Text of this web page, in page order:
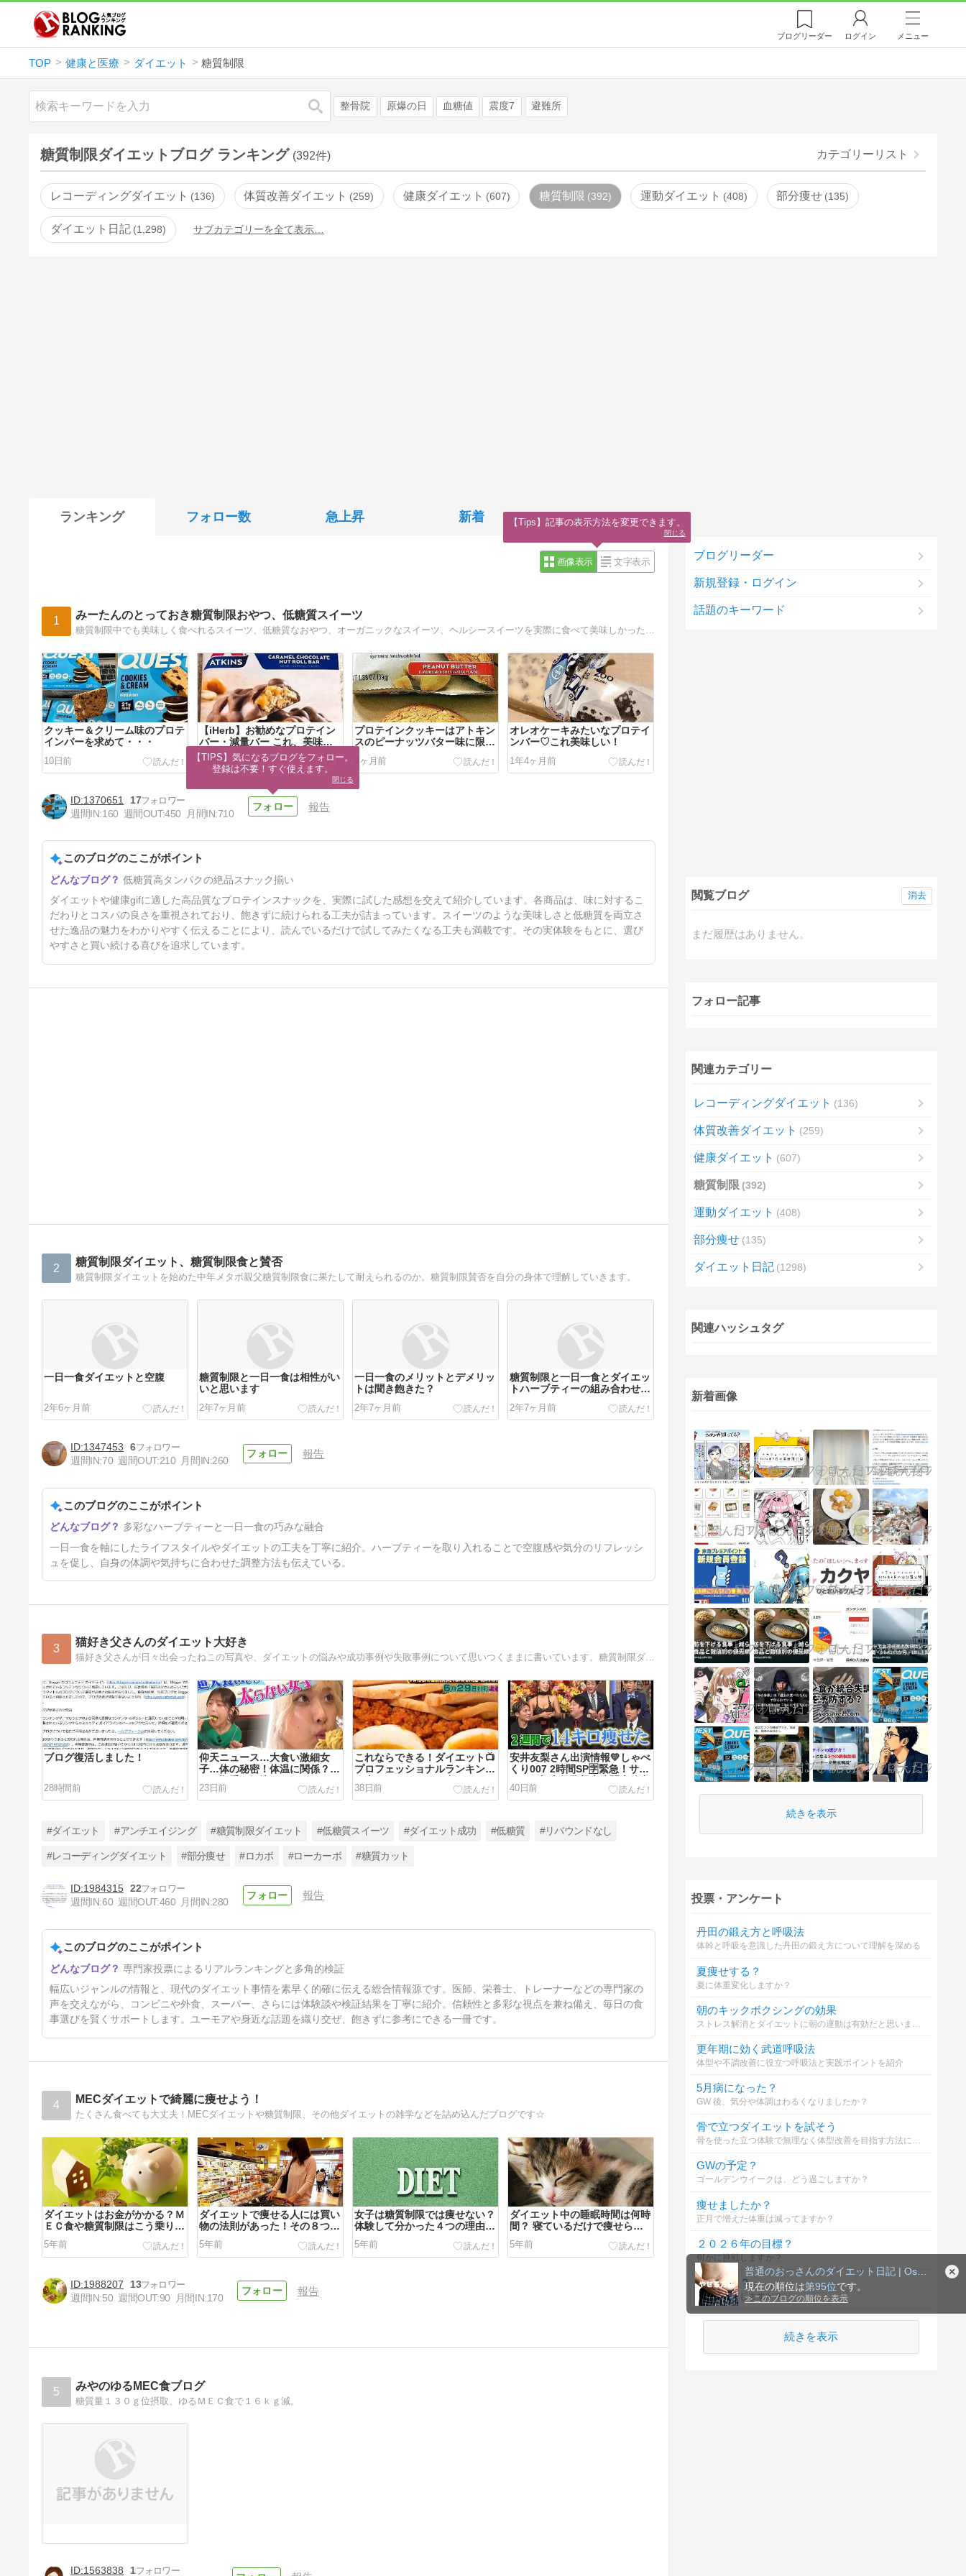
普通のおっさんのダイエット日記 | Ossan Diet …
現在の順位は第95位です。
≫このブログの順位を表示
ブログリーダー ログイン メニュー
TOP 健康と医療 ダイエット 糖質制限
検索 整骨院 原爆の日 血糖値 震度7 避難所
糖質制限ダイエットブログ ランキング (392件) カテゴリーリスト
レコーディングダイエット 136 体質改善ダイエット 259 健康ダイエット 607 糖質制限 392 運動ダイエット 408 部分痩せ 135
ダイエット日記 1,298 サブカテゴリーを全て表示…
ランキング フォロー数 急上昇 新着
画像表示 文字表示
1 みーたんのとっておき糖質制限おやつ、低糖質スイーツ
クッキー＆クリーム味のプロテ
インバーを求めて・・・
10日前
【iHerb】お勧めなプロテイン
バー・減量バー これ、美味し
いからお気に入りで再購入
62日前
プロテインクッキーはアトキン
スのピーナッツバター味に限る
プロテイン10gカロリー
150Kcal
4ヶ月前
オレオケーキみたいなプロテイ
ンバー♡これ美味しい！
1年4ヶ月前
相変わらずこのプロテインクッ
キー食べてます♡
3年前
1370651
17
週間IN:160 週間OUT:450 月間IN:710
報告
このブログのここがポイント
低糖質高タンパクの絶品スナック揃い
ダイエットや健康gifに適した高品質なプロテインスナックを、実際に試した感想を交えて紹介しています。各商品は、味に対するこ
だわりとコスパの良さを重視されており、飽きずに続けられる工夫が詰まっています。スイーツのような美味しさと低糖質を両立さ
せた逸品の魅力をわかりやすく伝えることにより、読んでいるだけで試してみたくなる工夫も満載です。その実体験をもとに、選び
やすさと買い続ける喜びを追求しています。
2 糖質制限ダイエット、糖質制限食と賛否
糖質制限ダイエットを始めた中年メタボ親父糖質制限食に果たして耐えられるのか。糖質制限賛否を自分の身体で理解していきます。
一日一食ダイエットと空腹
2年6ヶ月前
糖質制限と一日一食は相性がい
いと思います
2年7ヶ月前
一日一食のメリットとデメリッ
トは聞き飽きた？
2年7ヶ月前
糖質制限と一日一食とダイエッ
トハーブティーの組み合わせは
2年7ヶ月前
ファスティングプレミアムで糖
質制限ダイエットを加速してみ
8年前
1347453
6
週間IN:70 週間OUT:210 月間IN:260
報告
このブログのここがポイント
多彩なハーブティーと一日一食の巧みな融合
一日一食を軸にしたライフスタイルやダイエットの工夫を丁寧に紹介。ハーブティーを取り入れることで空腹感や気分のリフレッシ
ュを促し、自身の体調や気持ちに合わせた調整方法も伝えている。
3 猫好き父さんのダイエット大好き
猫好き父さんが日々出会ったねこの写真や、ダイエットの悩みや成功事例や失敗事例について思いつくままに書いています。糖質制限ダイエットを実践中です。
ブログ復活しました！
28時間前
仰天ニュース…大食い激細女
子…体の秘密！体温に関係？食
べる順番で解決？
23日前
これならできる！ダイエット📺
プロフェッショナルランキング
★太りたくないけど食べたいと
きどれを選べばいいの?
38日前
安井友梨さん出演情報💛しゃべ
くり007 2時間SP🈑緊急！サッ
カーW杯森保監督未公開大放出
▼肉祭り
40日前
マニアさんの知恵と工夫のダイ
エット💛熱狂マニアさん★ドン
ット＆空港マニア50雑学ツア
ー
#ダイエット #アンチエイジング #糖質制限ダイエット #低糖質スイーツ #ダイエット成功 #低糖質 #リバウンドなし
#レコーディングダイエット #部分痩せ #ロカボ #ローカーボ #糖質カット
1984315 22
週間IN:60 週間OUT:460 月間IN:280
報告
このブログのここがポイント
専門家投票によるリアルランキングと多角的検証
幅広いジャンルの情報と、現代のダイエット事情を素早く的確に伝える総合情報源です。医師、栄養士、トレーナーなどの専門家の
声を交えながら、コンビニや外食、スーパー、さらには体験談や検証結果を丁寧に紹介。信頼性と多彩な視点を兼ね備え、毎日の食
事選びを賢くサポートします。ユーモアや身近な話題を織り交ぜ、飽きずに参考にできる一冊です。
4 MECダイエットで綺麗に痩せよう！
たくさん食べても大丈夫！MECダイエットや糖質制限、その他ダイエットの雑学などを詰め込んだブログです☆
ダイエットはお金がかかる？Ｍ
ＥＣ食や糖質制限はこう乗り切
れ☆
5年前
ダイエットで痩せる人には買い
物の法則があった！その８つの
痩せるルールが知りたい！！
5年前
女子は糖質制限では痩せない？
体験して分かった４つの理由と
は？
5年前
ダイエット中の睡眠時間は何時
間？ 寝ているだけで痩せられ
るルール６つ☆
5年前
ットは簡単に成功する！？
1988207
13
週間IN:50 週間OUT:90 月間IN:170
報告
5 みやのゆるMEC食ブログ
糖質量１３０ｇ位摂取、ゆるＭＥＣ食で１６ｋｇ減。
1563838 1
ブログリーダー
新規登録・ログイン
話題のキーワード
閲覧ブログ
まだ履歴はありません。
消去
フォロー記事
関連カテゴリー
レコーディングダイエット 136
体質改善ダイエット 259
健康ダイエット 607
糖質制限 392
運動ダイエット 408
部分痩せ 135
ダイエット日記 1298
関連ハッシュタグ
新着画像
続きを表示
投票・アンケート
丹田の鍛え方と呼吸法
体幹と呼吸を意識した丹田の鍛え方について理解を深める
夏痩せする？
夏に体重変化しますか？
朝のキックボクシングの効果
更年期に効く武道呼吸法
体型や不調改善に役立つ呼吸法と実践ポイントを紹介
5月病になった？
GW 後、気分や体調はわるくなりましたか？
骨で立つダイエットを試そう
骨を使った立つ体験で無理なく体型改善を目指す方法について
GWの予定？
ゴールデンウイークは、どう過ごしますか？
痩せましたか？
正月で増えた体重は減ってますか？
２０２６年の目標？
何かに挑戦しますか？
年賀状は？
年賀状を出しますか？
続きを表示
【TIPS】気になるブログをフォロー。
登録は不要！すぐ使えます。
閉じる
【Tips】記事の表示方法を変更できます。
閉じる